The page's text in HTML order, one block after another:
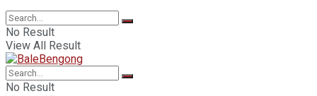
No Result
View All Result
No Result